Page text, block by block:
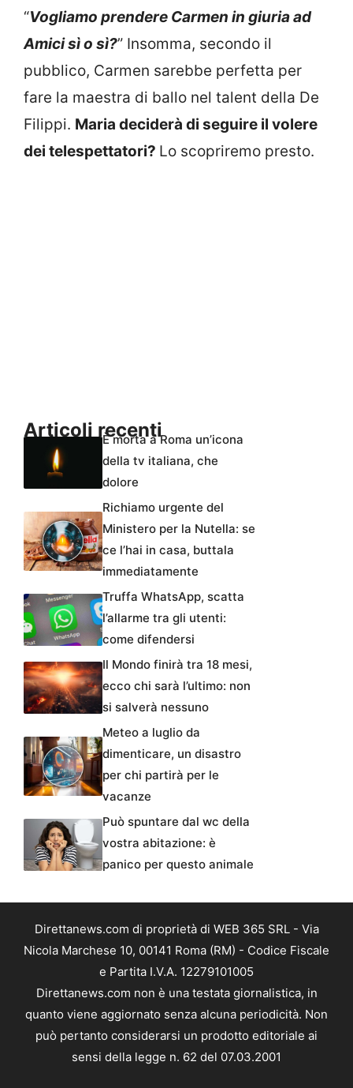
“Vogliamo prendere Carmen in giuria ad
Amicisì o sì?” Insomma, secondo il
pubblico, Carmen sarebbe perfetta per
fare la maestra di ballo nel talent della De
Filippi. Maria deciderà di seguire il volere
dei telespettatori? Lo scopriremo presto.
Articoli recentiÈ morta a Roma un’icona
della tv italiana, che
dolore
Richiamo urgente del
Ministero per la Nutella: se
ce l’hai in casa, buttala
immediatamente
Truffa WhatsApp, scatta
l’allarme tra gli utenti:
come difendersi
Il Mondo finirà tra 18 mesi,
ecco chi sarà l’ultimo: non
si salverà nessuno
Meteo a luglio da
dimenticare, un disastro
per chi partirà per le
vacanze
Può spuntare dal wc della
vostra abitazione: è
panico per questo animale
Direttanews.com di proprietà di WEB 365 SRL - Via
Nicola Marchese 10, 00141 Roma (RM) - Codice Fiscale
e Partita I.V.A. 12279101005
Direttanews.com non è una testata giornalistica, in
quanto viene aggiornato senza alcuna periodicità. Non
può pertanto considerarsi un prodotto editoriale ai
sensi della legge n. 62 del 07.03.2001